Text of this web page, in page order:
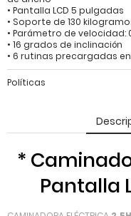
• Pantalla LCD 5 pulgadas
• Soporte de 130
• Parámetro de velocidad:
• 16 grados de inclinación
• 6 rutinas precargadas
Políticas
*
Pantalla